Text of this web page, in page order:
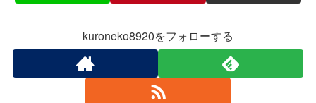
kuroneko8920をフォローする